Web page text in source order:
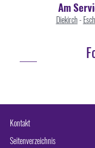
Am
Diekirch-
Kontakt
Seitenverzeichnis